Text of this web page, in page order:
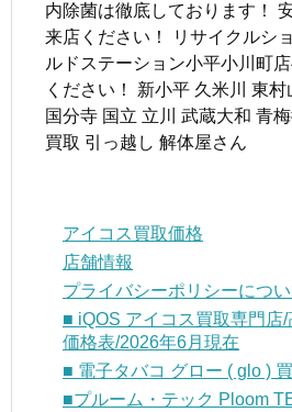
内除菌は徹底しております！
来店ください！ リサイクルシ
ルドステーション小平小川町
ください！ 新小平 久米川 東村
国分寺 国立 立川 武蔵大和 青
買取 引っ越し 解体屋さん
アイコス買取価格
店舗情報
プライバシーポリシーにつ
■ iQOS アイコス買取専門店/
価格表/2026年6月現在
■ 電子タバコ グロー ( glo )
■プルーム・テック Ploom